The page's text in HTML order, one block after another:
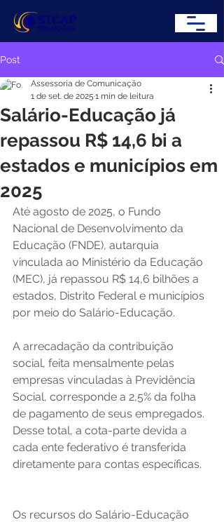
Post
Salário-Educação já
repassou R$ 14,6 bi a
estados e municípios em
2025
Assessoria de Comunicação
1 de set. de 2025 1 min de leitura
Até agosto de 2025, o Fundo
Nacional de Desenvolvimento da
Educação (FNDE), autarquia
vinculada ao Ministério da Educação
(MEC), já repassou R$ 14,6 bilhões a
estados, Distrito Federal e municípios
por meio do Salário-Educação.
A arrecadação da contribuição
social, feita mensalmente pelas
empresas vinculadas à Previdência
Social, corresponde a 2,5% da folha
de pagamento de seus empregados.
Desse total, a cota-parte devida a
cada ente federativo é transferida
diretamente para contas específicas.
Os recursos do Salário-Educação